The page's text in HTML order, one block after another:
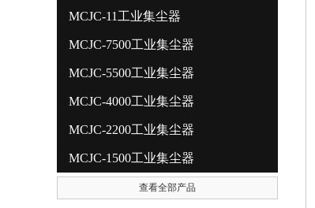
MCJC-11工业集尘器
MCJC-7500工业集尘器
MCJC-5500工业集尘器
MCJC-4000工业集尘器
MCJC-2200工业集尘器
MCJC-1500工业集尘器
查看全部产品